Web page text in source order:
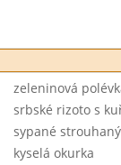
zeleninová
srbské rizoto s
sypané
kyselá okurka